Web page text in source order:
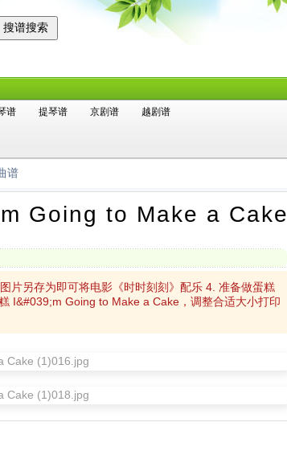
谱 提琴谱 京剧谱
越剧谱
谱
Going to Make a Cake
片另存为即可将电影《时时刻刻》配乐 4. 准备做蛋糕
I&#039;m Going to Make a Cake，调整合适大小打印